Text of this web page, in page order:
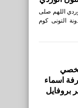
اللهم صلى
التونى كوم
اسماء
بروفايل